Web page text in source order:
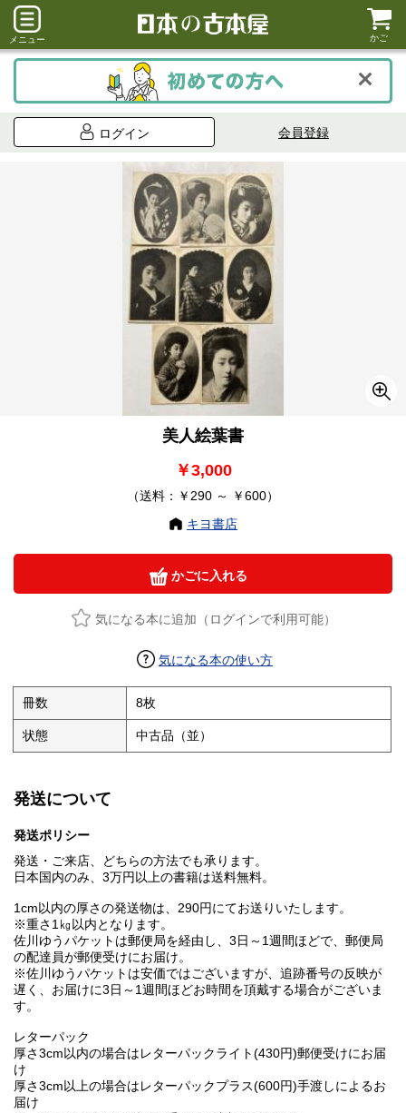
メニュー かご
ログイン 会員登録
美人絵葉書
￥3,000
（送料：￥290 ～ ￥600）
キヨ書店
かごに入れる
気になる本に追加（ログインで利用可能）
気になる本の使い方
冊数 8枚
状態 中古品（並）
発送について
発送ポリシー
発送・ご来店、どちらの方法でも承ります。
日本国内のみ、3万円以上の書籍は送料無料。
1cm以内の厚さの発送物は、290円にてお送りいたします。
※重さ1㎏以内となります。
佐川ゆうパケットは郵便局を経由し、3日～1週間ほどで、郵便局
の配達員が郵便受けにお届け。
※佐川ゆうパケットは安価ではございますが、追跡番号の反映が
遅く、お届けに3日～1週間ほどお時間を頂戴する場合がございま
す。
レターパック
厚さ3cm以内の場合はレターパックライト(430円)郵便受けにお届
け
厚さ3cm以上の場合はレターパックプラス(600円)手渡しによるお
届け